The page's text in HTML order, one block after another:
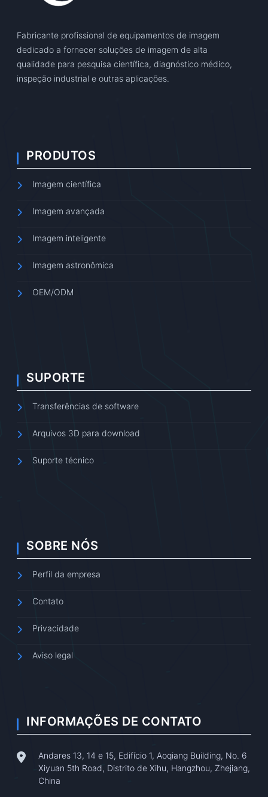
Fabricante profissional de equipamentos de imagem
dedicado a fornecer soluções de imagem de alta
qualidade para pesquisa científica, diagnóstico médico,
inspeção industrial e outras aplicações.
PRODUTOS
Imagem científica
Imagem avançada
Imagem inteligente
Imagem astronômica
OEM/ODM
SUPORTE
Transferências de software
Arquivos 3D para download
Suporte técnico
SOBRE NÓS
Perfil da empresa
Contato
Privacidade
Aviso legal
INFORMAÇÕES DE CONTATO
Andares 13, 14 e 15, Edifício 1, Aoqiang Building, No. 6
Xiyuan 5th Road, Distrito de Xihu, Hangzhou, Zhejiang,
China